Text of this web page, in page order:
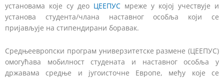
установама које су део ЦЕЕПУС мреже у којој учествује и
установа студента/члана наставног особља који се
пријављује на стипендирани боравак.
Средњеевропски програм универзитетске размене (ЦЕЕПУС)
омогућава мобилност студената и наставног особља у
државама средње и југоисточне Европе, међу које се